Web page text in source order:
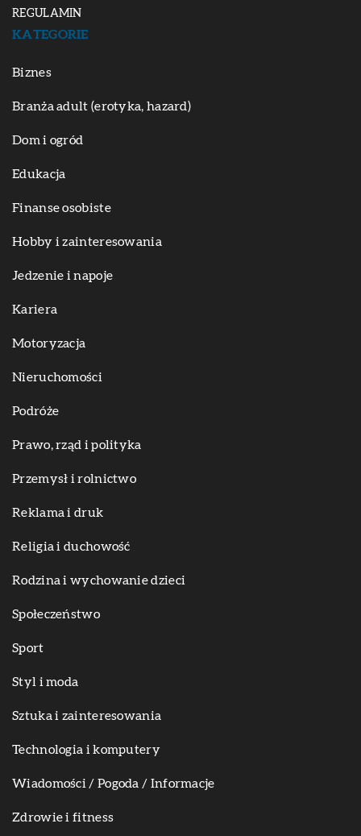
REGULAMIN
KATEGORIE
Biznes
Branża adult (erotyka, hazard)
Dom i ogród
Edukacja
Finanse osobiste
Hobby i zainteresowania
Jedzenie i napoje
Kariera
Motoryzacja
Nieruchomości
Podróże
Prawo, rząd i polityka
Przemysł i rolnictwo
Reklama i druk
Religia i duchowość
Rodzina i wychowanie dzieci
Społeczeństwo
Sport
Styl i moda
Sztuka i zainteresowania
Technologia i komputery
Wiadomości / Pogoda / Informacje
Zdrowie i fitness